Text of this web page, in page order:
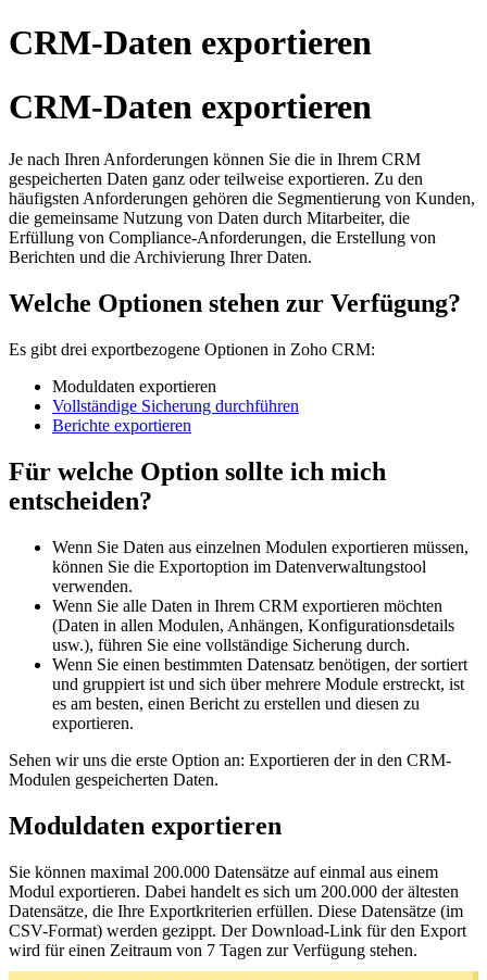
CRM-Daten exportieren
CRM-Daten exportieren
Je nach Ihren Anforderungen können Sie die in Ihrem CRM
gespeicherten Daten ganz oder teilweise exportieren. Zu den
häufigsten Anforderungen gehören die Segmentierung von Kunden,
die gemeinsame Nutzung von Daten durch Mitarbeiter, die
Erfüllung von Compliance-Anforderungen, die Erstellung von
Berichten und die Archivierung Ihrer Daten.
Welche Optionen stehen zur Verfügung?
Es gibt drei exportbezogene Optionen in Zoho CRM:
Moduldaten exportieren
Vollständige Sicherung durchführen
Berichte exportieren
Für welche Option sollte ich mich
entscheiden?
Wenn Sie Daten aus einzelnen Modulen exportieren müssen,
können Sie die Exportoption im Datenverwaltungstool
verwenden.
Wenn Sie alle Daten in Ihrem CRM exportieren möchten
(Daten in allen Modulen, Anhängen, Konfigurationsdetails
usw.), führen Sie eine vollständige Sicherung durch.
Wenn Sie einen bestimmten Datensatz benötigen, der sortiert
und gruppiert ist und sich über mehrere Module erstreckt, ist
es am besten, einen Bericht zu erstellen und diesen zu
exportieren.
Sehen wir uns die erste Option an: Exportieren der in den CRM-
Modulen gespeicherten Daten.
Moduldaten exportieren
Sie können maximal 200.000 Datensätze auf einmal aus einem
Modul exportieren. Dabei handelt es sich um 200.000 der ältesten
Datensätze, die Ihre Exportkriterien erfüllen. Diese Datensätze (im
CSV-Format) werden gezippt. Der Download-Link für den Export
wird für einen Zeitraum von 7 Tagen zur Verfügung stehen.